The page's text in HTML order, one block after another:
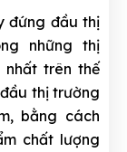
đứng đầu thị
những thị
nhất trên thế
thị trường
bằng cách
chất lượng